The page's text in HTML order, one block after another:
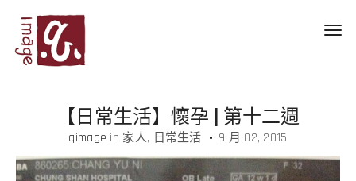
【日常生活】懷孕 | 第十二週
qimage in 家人 日常生活 9 月 02, 2015